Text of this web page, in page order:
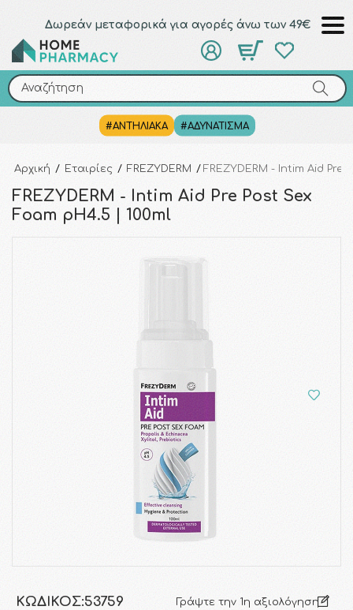
Δωρεάν μεταφορικά για αγορές άνω των 49€
Αναζήτηση
#ΑΝΤΗΛΙΑΚΑ #ΑΔΥΝΑΤΙΣΜΑ
Αναζήτηση
Αρχική / Εταιρίες / FREZYDERM / FREZYDERM - Intim Aid Pre
FREZYDERM - Intim Aid Pre Post Sex
Foam pH4.5 | 100ml
ΚΩΔΙΚΌΣ:53759 Γράψτε την 1η αξιολόγηση